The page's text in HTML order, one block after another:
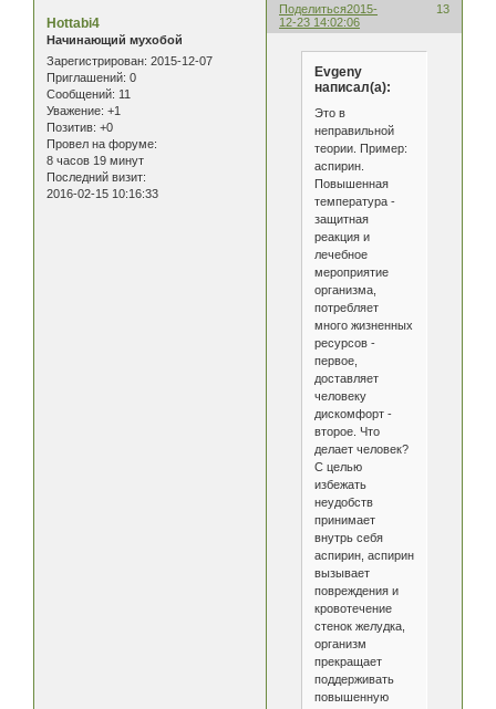
Поделиться 13
2015-
12-23 14:02:06
Hottabi4
Начинающий мухобой
Зарегистрирован: 2015-12-07
Приглашений: 0
Сообщений: 11
Уважение: +1
Позитив: +0
Провел на форуме:
8 часов 19 минут
Последний визит:
2016-02-15 10:16:33
Evgeny
написал(а):
Это в
неправильной
теории. Пример:
аспирин.
Повышенная
температура -
защитная
реакция и
лечебное
мероприятие
организма,
потребляет
много жизненных
ресурсов -
первое,
доставляет
человеку
дискомфорт -
второе. Что
делает человек?
С целью
избежать
неудобств
принимает
внутрь себя
аспирин, аспирин
вызывает
повреждения и
кровотечение
стенок желудка,
организм
прекращает
поддерживать
повышенную